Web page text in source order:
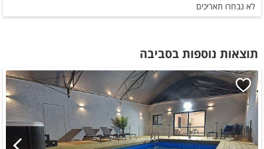
לא נבחרו תאריכים
תוצאות נוספות בסביבה